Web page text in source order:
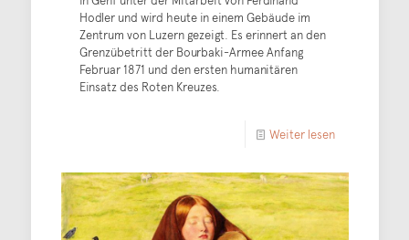
Hodler und wird heute in einem Gebäude im
Zentrum von Luzern gezeigt. Es erinnert an den
Grenzübetritt der Bourbaki-Armee Anfang
Februar 1871 und den ersten humanitären
Einsatz des Roten Kreuzes.
Weiter lesen